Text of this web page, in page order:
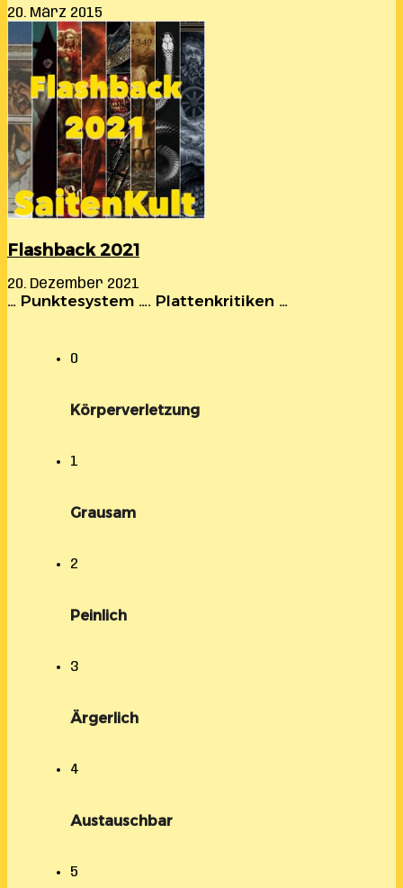
20. März 2015
Flashback 2021
20. Dezember 2021
… Punktesystem …. Plattenkritiken …
0
Körperverletzung
1
Grausam
2
Peinlich
3
Ärgerlich
4
Austauschbar
5